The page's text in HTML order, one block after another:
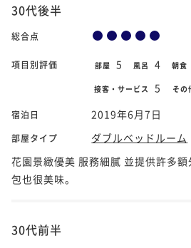
30代後半
総合点
項目別評価 部屋 5 風呂 4 朝食
接客・サービス 5 その
宿泊日 2019年6月7日
部屋タイプ
ダブルベッドルーム
花園景緻優美 服務細膩 並提供許多
包也很美味。
30代前半